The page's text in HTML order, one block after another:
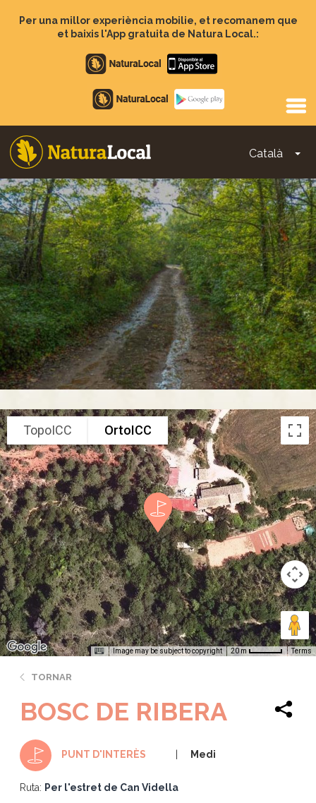
Per una millor experiència mobilie, et recomanem que
et baixis l'App gratuita de Natura Local.:
Apple
store
Google
Play
Català
Main
navigation
TopoICC OrtoICC
Image may be subject to copyright 20 m Terms
TORNAR
BOSC DE RIBERA
PUNT D'INTERÈS Medi
Ruta: Per l'estret de Can Vidella